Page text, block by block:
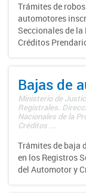
Trámites de
automotores
Seccionales de
Créditos
Bajas de
Ministerio de
Registrales.
Nacionales de la
Créditos ...
Trámites de baja
en los Registros
del Automotor y